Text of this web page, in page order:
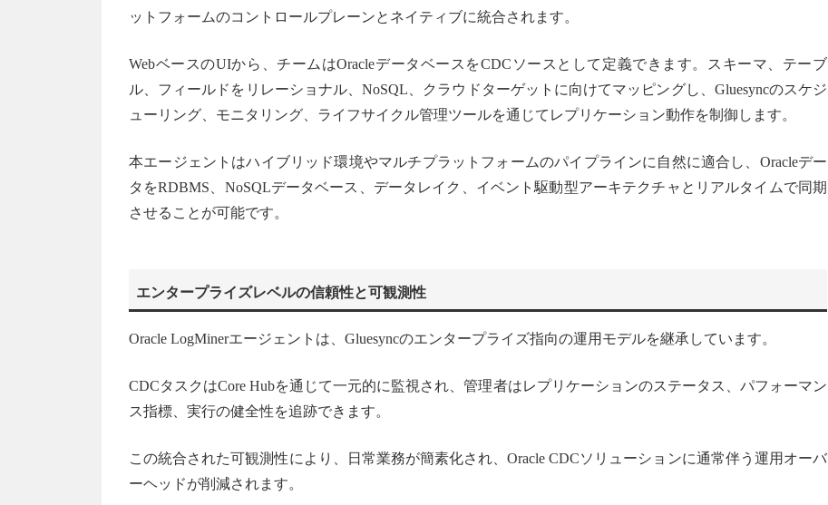
ットフォームのコントロールプレーンとネイティブに統合されます。
WebベースのUIから、チームはOracleデータベースをCDCソースとして定義できます。スキーマ、テーブ
ル、フィールドをリレーショナル、NoSQL、クラウドターゲットに向けてマッピングし、Gluesyncのスケジ
ューリング、モニタリング、ライフサイクル管理ツールを通じてレプリケーション動作を制御します。
本エージェントはハイブリッド環境やマルチプラットフォームのパイプラインに自然に適合し、Oracleデー
タをRDBMS、NoSQLデータベース、データレイク、イベント駆動型アーキテクチャとリアルタイムで同期
させることが可能です。
エンタープライズレベルの信頼性と可観測性
Oracle LogMinerエージェントは、Gluesyncのエンタープライズ指向の運用モデルを継承しています。
CDCタスクはCore Hubを通じて一元的に監視され、管理者はレプリケーションのステータス、パフォーマン
ス指標、実行の健全性を追跡できます。
この統合された可観測性により、日常業務が簡素化され、Oracle CDCソリューションに通常伴う運用オーバ
ーヘッドが削減されます。